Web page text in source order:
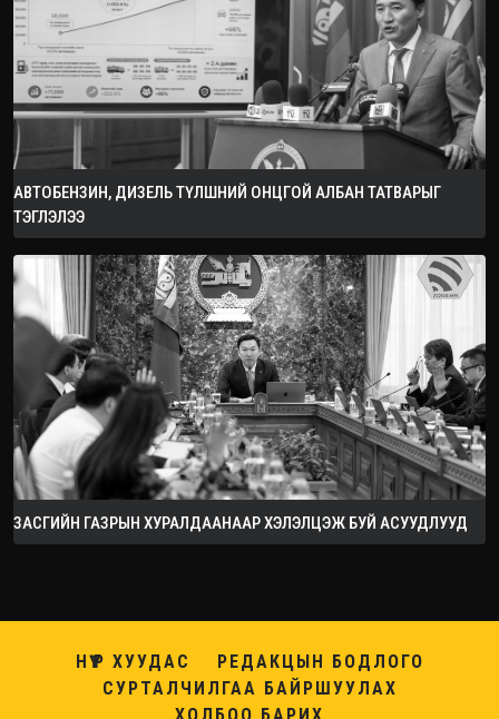
АВТОБЕНЗИН, ДИЗЕЛЬ ТҮЛШНИЙ ОНЦГОЙ АЛБАН ТАТВАРЫГ
ТЭГЛЭЛЭЭ
ЗАСГИЙН ГАЗРЫН ХУРАЛДААНААР ХЭЛЭЛЦЭЖ БУЙ АСУУДЛУУД
НҮҮР ХУУДАС
РЕДАКЦЫН БОДЛОГО
СУРТАЛЧИЛГАА БАЙРШУУЛАХ